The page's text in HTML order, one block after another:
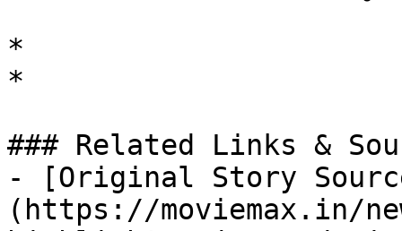
*
*
### Related Links &
- [Original Story
(https://moviemax.in/